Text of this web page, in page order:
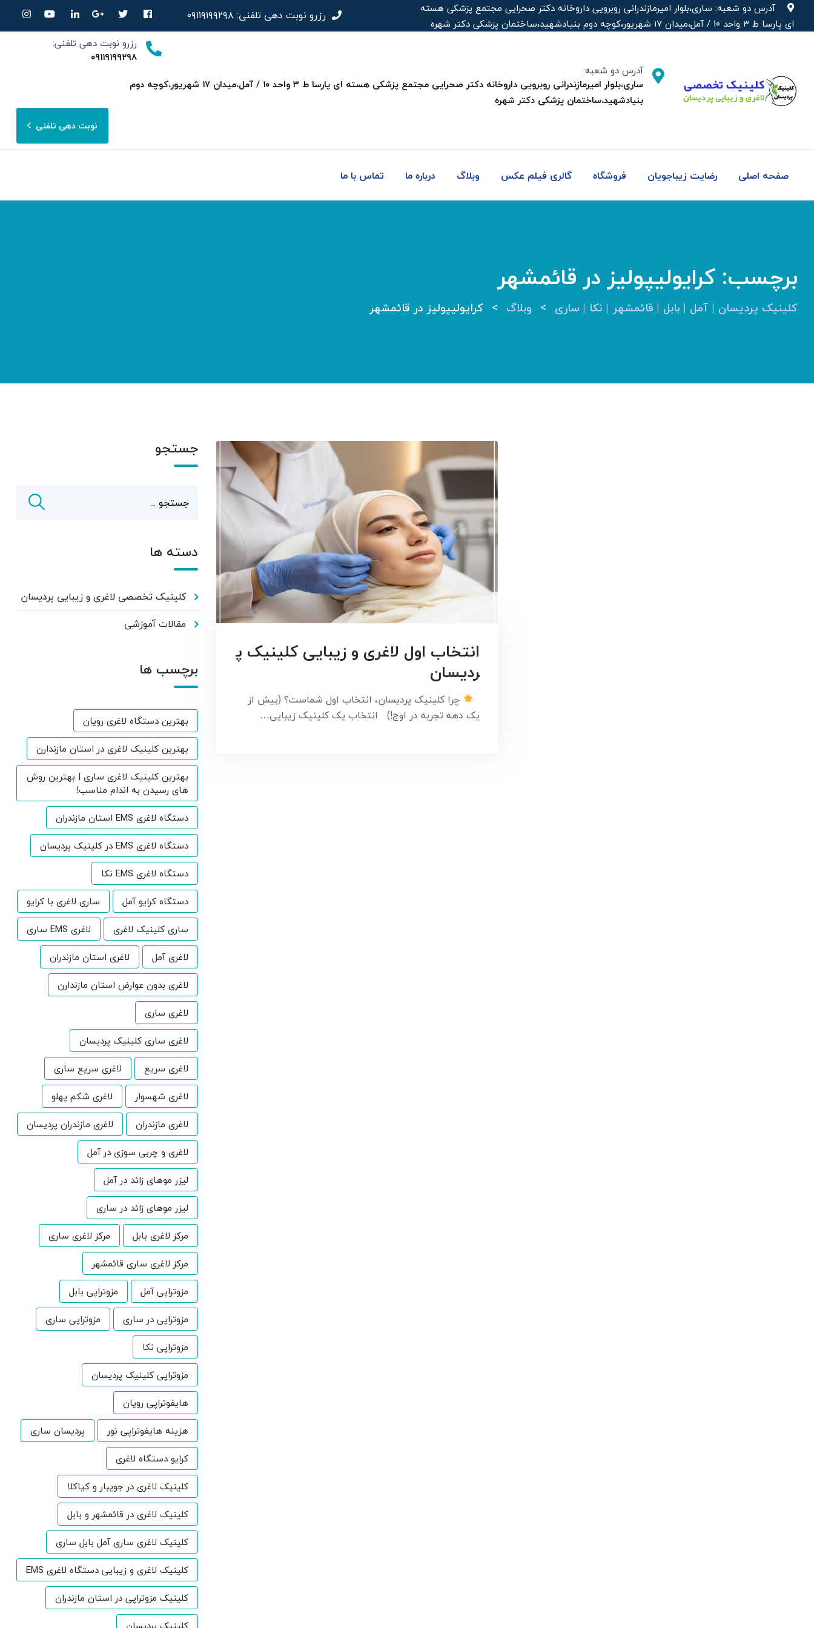
آدرس دو شعبه: ساری،بلوار امیرمازندرانی روبرویی داروخانه‌ دکتر صحرایی مجتمع پزشکی هسته
ای پارسا ط ۳ واحد ۱۰ / آمل،میدان ۱۷ شهریور،کوچه دوم بنیادشهید،ساختمان پزشکی دکتر شهره
رزرو نوبت دهی تلفنی:۰۹۱۱۹۱۹۹۲۹۸
رزرو نوبت دهی تلفنی:
۰۹۱۱۹۱۹۹۲۹۸
آدرس دو شعبه:
ساری،بلوار امیرمازندرانی روبرویی داروخانه‌ دکتر صحرایی مجتمع پزشکی هسته ای پارسا ط ۳ واحد ۱۰ / آمل،میدان ۱۷ شهریور،کوچه دوم
بنیادشهید،ساختمان پزشکی دکتر شهره
نوبت دهی تلفنی
صفحه اصلی رضایت زیباجویان فروشگاه گالری فیلم عکس وبلاگ درباره ما تماس با ما
برچسب: کرایولیپولیز در قائمشهر
کلینیک پردیسان | آمل | بابل | قائمشهر | نکا | ساری > وبلاگ > کرایولیپولیز در قائمشهر
انتخاب اول لاغری و زیبایی کلینیک پ
ردیسان
چرا کلینیک پردیسان، انتخاب اول شماست؟ (بیش از
یک دهه تجربه در اوج!) انتخاب یک کلینیک زیبایی…
جستجو
دسته ها
کلینیک تخصصی لاغری و زیبایی پردیسان
مقالات آموزشی
برچسب ها
بهترین دستگاه لاغری رویان
بهترین کلینیک لاغری در استان مازندارن
بهترین کلینیک لاغری ساری | بهترین روش
های رسیدن به اندام مناسب!
دستگاه لاغری EMS استان مازندران
دستگاه لاغری EMS در کلینیک پردیسان
دستگاه لاغری EMS نکا
دستگاه کرایو آمل
ساری لاغری با کرایو
ساری کلینیک لاغری
لاغری EMS ساری
لاغری آمل
لاغری استان مازندران
لاغری بدون عوارض استان مازندارن
لاغری ساری
لاغری ساری کلینیک پردیسان
لاغری سریع
لاغری سریع ساری
لاغری شهسوار
لاغری شکم پهلو
لاغری مازندران
لاغری مازندران پردیسان
لاغری و چربی سوزی در آمل
لیزر موهای زائد در آمل
لیزر موهای زائد در ساری
مرکز لاغری بابل
مرکز لاغری ساری
مرکز لاغری ساری قائمشهر
مزوتراپی آمل
مزوتراپی بابل
مزوتراپی در ساری
مزوتراپی ساری
مزوتراپی نکا
مزوتراپی کلینیک پردیسان
هایفوتراپی رویان
هزینه هایفوتراپی نور
پردیسان ساری
کرایو دستگاه لاغری
کلینیک لاغری در جویبار و کیاکلا
کلینیک لاغری در قائمشهر و بابل
کلینیک لاغری ساری آمل بابل ساری
کلینیک لاغری و زیبایی دستگاه لاغری EMS
کلینیک مزوتراپی در استان مازندران